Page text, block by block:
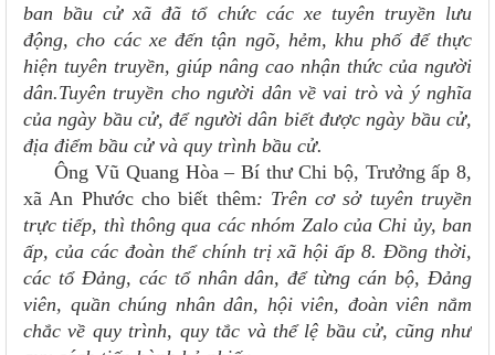
ban bầu cử xã đã tổ chức các xe tuyên truyền lưu
động, cho các xe đến tận ngõ, hẻm, khu phố để thực
hiện tuyên truyền, giúp nâng cao nhận thức của người
dân.Tuyên truyền cho người dân về vai trò và ý nghĩa
của ngày bầu cử, để người dân biết được ngày bầu cử,
địa điểm bầu cử và quy trình bầu cử.
Ông Vũ Quang Hòa – Bí thư Chi bộ, Trưởng ấp 8,
xã An Phước cho biết thêm: Trên cơ sở tuyên truyền
trực tiếp, thì thông qua các nhóm Zalo của Chi ủy, ban
ấp, của các đoàn thể chính trị xã hội ấp 8. Đồng thời,
các tổ Đảng, các tổ nhân dân, để từng cán bộ, Đảng
viên, quần chúng nhân dân, hội viên, đoàn viên nắm
chắc về quy trình, quy tắc và thể lệ bầu cử, cũng như